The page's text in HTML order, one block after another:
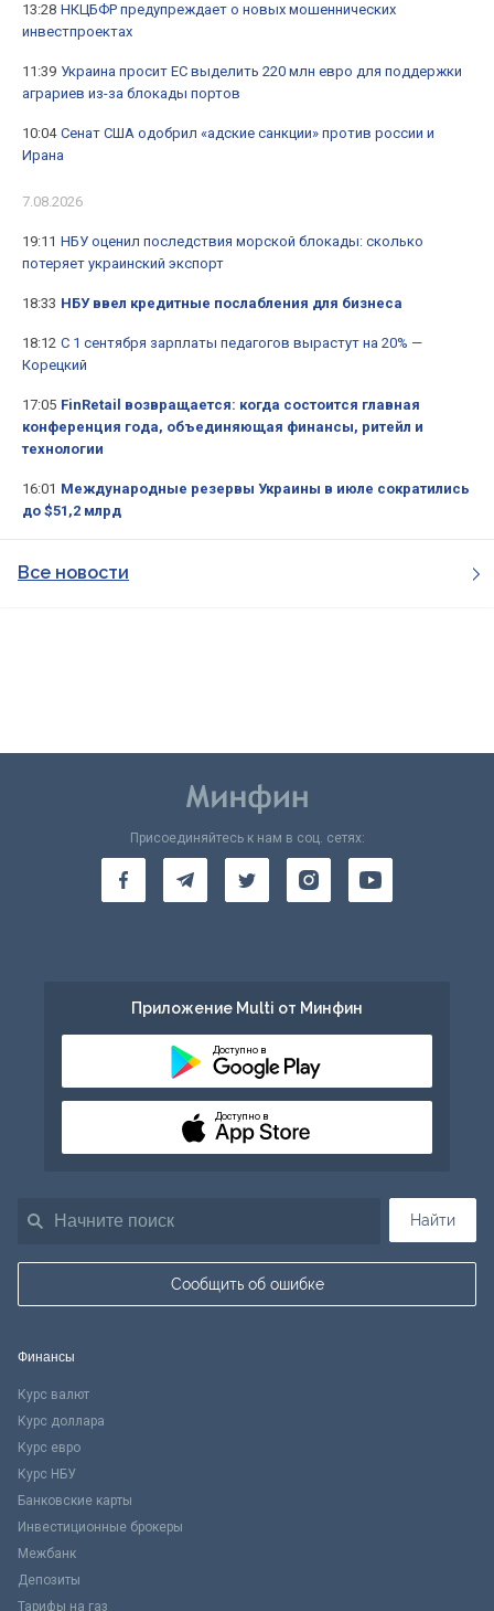
13:28 НКЦБФР предупреждает о новых мошеннических
инвестпроектах
11:39 Украина просит ЕС выделить 220 млн евро для поддержки
аграриев из-за блокады портов
10:04 Сенат США одобрил «адские санкции» против россии и
Ирана
7.08.2026
19:11 НБУ оценил последствия морской блокады: сколько
потеряет украинский экспорт
18:33 НБУ ввел кредитные послабления для бизнеса
18:12 С 1 сентября зарплаты педагогов вырастут на 20% —
Корецкий
17:05 FinRetail возвращается: когда состоится главная
конференция года, объединяющая финансы, ритейл и
технологии
16:01 Международные резервы Украины в июле сократились
до $51,2 млрд
Все новости
Найти
Сообщить об ошибке
Присоединяйтесь к нам в соц. сетях:
Приложение Multi от Минфин
Доступно в
Доступно в
Финансы
Курс валют
Курс доллара
Курс евро
Курс НБУ
Банковские карты
Инвестиционные брокеры
Межбанк
Депозиты
Тарифы на газ